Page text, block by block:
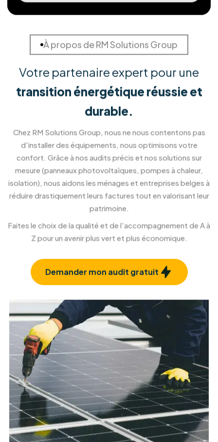
Solution de stockage d'ènergie
Stockez votre énergie pour une autonomie
maximale.
En savoir plus
Installation de Pergola et
Véranda
l'extérieur.
Rénovation et isolation façade
Confort et esthétique, à l'intérieur comme à
l'extérieur.
En savoir plus